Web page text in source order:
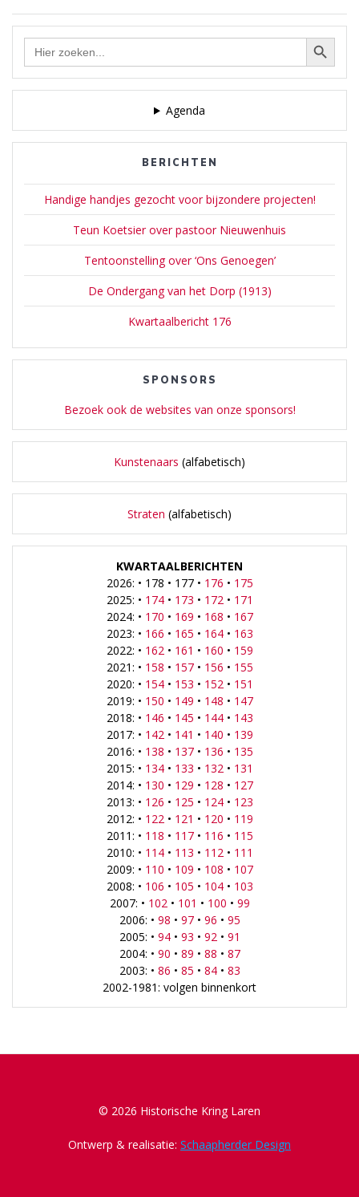
Zoek Zoekknop
Agenda
BERICHTEN
Handige handjes gezocht voor bijzondere projecten!
Teun Koetsier over pastoor Nieuwenhuis
Tentoonstelling over ‘Ons Genoegen’
De Ondergang van het Dorp (1913)
Kwartaalbericht 176
SPONSORS
Bezoek ook de websites van onze sponsors!
Kunstenaars (alfabetisch)
Straten (alfabetisch)
KWARTAALBERICHTEN
2026: • 178 • 177 • 176 • 175
2025: • 174• 173 • 172• 171
2024: • 170 • 169 • 168 • 167
2023: • 166 • 165 • 164• 163
2022: • 162• 161 • 160 • 159
2021: • 158 • 157• 156 • 155
2020: • 154• 153 • 152• 151
2019: • 150 • 149 • 148 • 147
2018: • 146 • 145 • 144• 143
2017: • 142• 141 • 140 • 139
2016: • 138 • 137• 136 • 135
2015: • 134• 133 • 132• 131
2014: • 130 • 129 • 128 • 127
2013: • 126 • 125 • 124• 123
2012: • 122• 121 • 120 • 119
2011: • 118 • 117• 116 • 115
2010: • 114• 113 • 112• 111
2009: • 110 • 109 • 108 • 107
2008: • 106 • 105 • 104• 103
2007: • 102• 101 • 100 • 99
2006: • 98 • 97• 96 • 95
2005: • 94• 93 • 92• 91
2004: • 90 • 89 • 88 • 87
2003: • 86 • 85 • 84• 83
2002-1981: volgen binnenkort
© 2026 Historische Kring Laren
Ontwerp & realisatie: Schaapherder Design